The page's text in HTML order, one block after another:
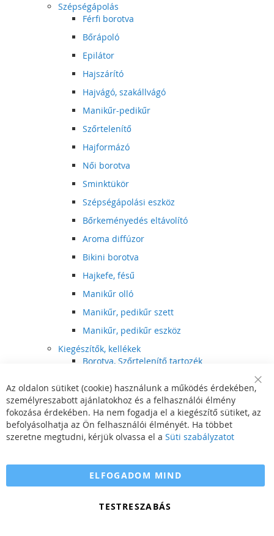
Szépségápolás
Férfi borotva
Bőrápoló
Epilátor
Hajszárító
Hajvágó, szakállvágó
Manikűr-pedikűr
Szőrtelenítő
Hajformázó
Női borotva
Sminktükör
Szépségápolási eszköz
Bőrkeményedés eltávolító
Aroma diffúzor
Bikini borotva
Hajkefe, fésű
Manikűr olló
Manikűr, pedikűr szett
Manikűr, pedikűr eszköz
Kiegészítők, kellékek
Borotva, Szőrtelenítő tartozék
Illóolaj
Szépségápolási kellék
Hajvágó tartozék
Egészségápolási kellék
Hajvágó kiegészítő
Szórakoztató elektronika
Bar
Az oldalon sütiket (cookie) használunk a működés érdekében,
személyreszabott ajánlatokhoz és a felhasználói élmény
fokozása érdekében. Ha nem fogadja el a kiegészítő sütiket, az
befolyásolhatja az Ön felhasználói élményét. Ha többet
szeretne megtudni, kérjük olvassa el a Süti szabályzatot
ELFOGADOM MIND
TESTRESZABÁS